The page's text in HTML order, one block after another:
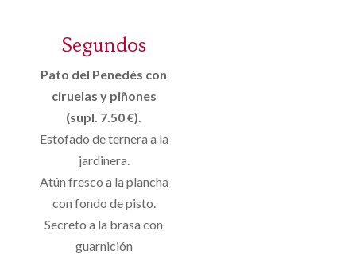
Segundos
Pato del Penedès con
ciruelas y piñones
(supl. 7.50 €).
Estofado de ternera a la
jardinera.
Atún fresco a la plancha
con fondo de pisto.
Secreto a la brasa con
guarnición